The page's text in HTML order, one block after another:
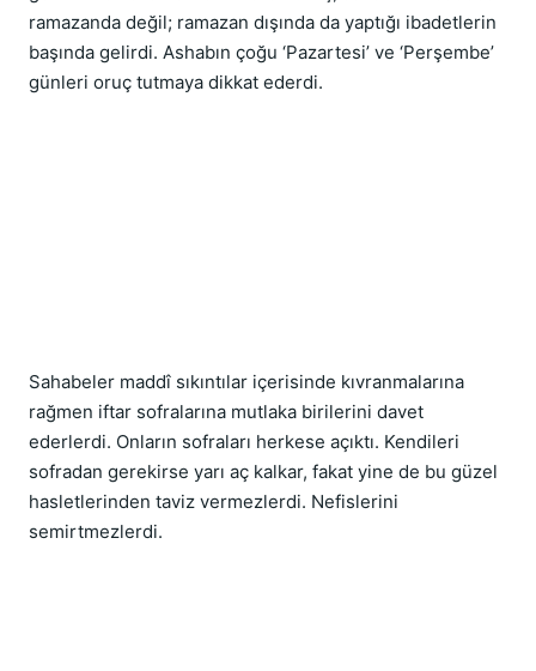
ramazanda değil; ramazan dışında da yaptığı ibadetlerin
başında gelirdi. Ashabın çoğu ‘Pazartesi’ ve ‘Perşembe’
günleri oruç tutmaya dikkat ederdi.
Sahabeler maddî sıkıntılar içerisinde kıvranmalarına
rağmen iftar sofralarına mutlaka birilerini davet
ederlerdi. Onların sofraları herkese açıktı. Kendileri
sofradan gerekirse yarı aç kalkar, fakat yine de bu güzel
hasletlerinden taviz vermezlerdi. Nefislerini
semirtmezlerdi.